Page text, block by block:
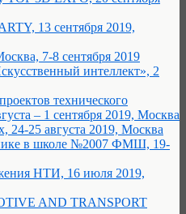
13 сентября 2019,
7-8 сентября 2019
интеллект», 2
технического
– 1 сентября 2019, Москва
24-25 августа 2019, Москва
в школе №2007 ФМШ, 19-
НТИ, 16 июля 2019,
AND TRANSPORT